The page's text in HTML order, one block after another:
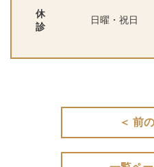
休
診
日曜・祝日
＜ 前